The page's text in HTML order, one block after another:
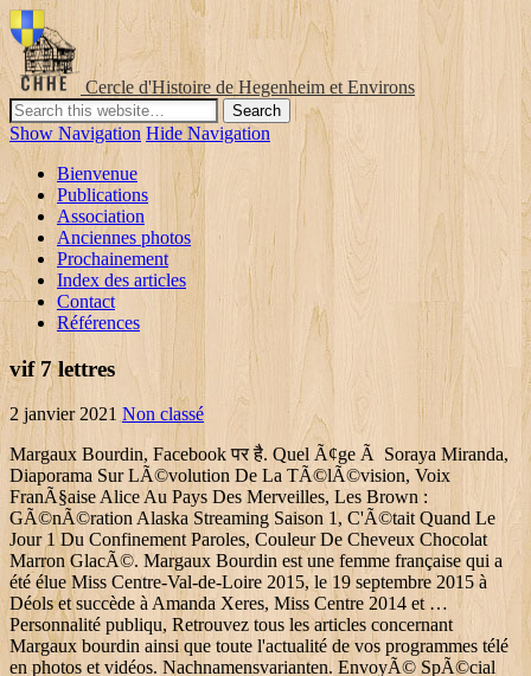
Cercle d'Histoire de Hegenheim et Environs
Show Navigation Hide Navigation
Bienvenue
Publications
Association
Anciennes photos
Prochainement
Index des articles
Contact
Références
vif 7 lettres
2 janvier 2021 Non classé
Margaux Bourdin, Facebook पर है. Quel Ã¢ge Ã Soraya Miranda,
Diaporama Sur LÃ©volution De La TÃ©lÃ©vision, Voix
FranÃ§aise Alice Au Pays Des Merveilles, Les Brown :
GÃ©nÃ©ration Alaska Streaming Saison 1, C'Ã©tait Quand Le
Jour 1 Du Confinement Paroles, Couleur De Cheveux Chocolat
Marron GlacÃ©. Margaux Bourdin est une femme française qui a
été élue Miss Centre-Val-de-Loire 2015, le 19 septembre 2015 à
Déols et succède à Amanda Xeres, Miss Centre 2014 et …
Personnalité publiqu, Retrouvez tous les articles concernant
Margaux bourdin ainsi que toute l'actualité de vos programmes télé
en photos et vidéos. Nachnamensvarianten. EnvoyÃ© SpÃ©cial